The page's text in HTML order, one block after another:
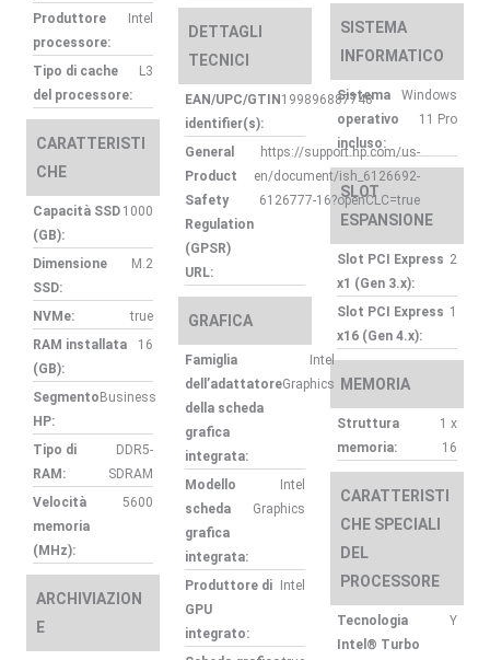
Produttore
processore:
Intel
Tipo di cache
del processore:
L3
CARATTERISTI
CHE
Capacità SSD
(GB):
1000
Dimensione
SSD:
M.2
NVMe:
true
RAM installata
(GB):
16
Segmento
HP:
Business
Tipo di
RAM:
DDR5-
SDRAM
Velocità
memoria
(MHz):
5600
ARCHIVIAZION
E
DETTAGLI
TECNICI
EAN/UPC/GTIN
identifier(s):
199896887748
General
Product
Safety
Regulation
(GPSR)
URL:
https://support.hp.com/us-
en/document/ish_6126692-
6126777-16?openCLC=true
GRAFICA
Famiglia
dell’adattatore
della scheda
grafica
integrata:
Intel
Graphics
Modello
scheda
grafica
integrata:
Intel
Graphics
Produttore di
GPU
integrato:
Intel
SISTEMA
INFORMATICO
Sistema
operativo
incluso:
Windows
11 Pro
SLOT
ESPANSIONE
Slot PCI Express
x1 (Gen 3.x):
2
Slot PCI Express
x16 (Gen 4.x):
1
MEMORIA
Struttura
memoria:
1 x
16
CARATTERISTI
CHE SPECIALI
DEL
PROCESSORE
Tecnologia
Intel® Turbo
Y